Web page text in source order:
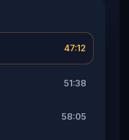
47:12
51:38
58:05